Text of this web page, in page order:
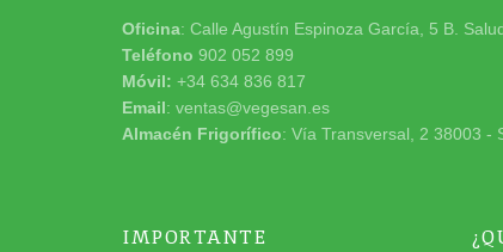
Oficina: Calle Agustín Espinoza García, 5 B.
Teléfono 902 052 899
Móvil: +34 634 836 817
Email: ventas@vegesan.es
Almacén Frigorífico: Vía Transversal, 2 38003 -
IMPORTANTE